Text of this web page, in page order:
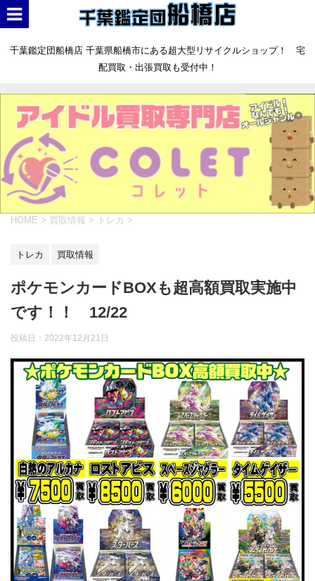
千葉鑑定団船橋店 千葉県船橋市にある超大型リサイクルショップ！ 宅
配買取・出張買取も受付中！
HOME > 買取情報 > トレカ >
トレカ 買取情報
ポケモンカードBOXも超高額買取実施中
です！！ 12/22
投稿日： 2022年12月21日